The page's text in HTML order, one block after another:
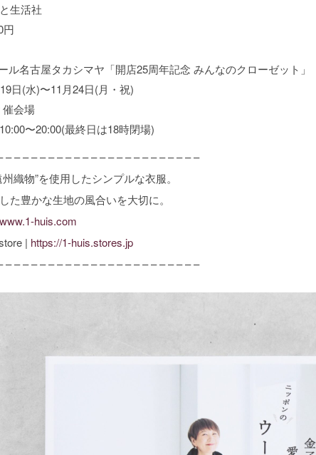
生活社
円
ル名古屋タカシマヤ「開店25周年記念 みんなのクローゼット」
日(水)〜11月24日(月・祝)
会場
〜20:00(最終日は18時閉場)
– – – – – – – – – – – – – – – – – – – – – – –
織物”を使用したシンプルな衣服。
た豊かな生地の風合いを大切に。
www.1-huis.com
| https://1-huis.stores.jp
– – – – – – – – – – – – – – – – – – – – – – –